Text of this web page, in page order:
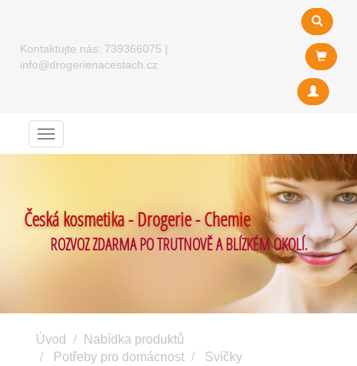
Kontaktujte nás: 739366075 |
info@drogerienacestach.cz
Menu
Česká kosmetika - Drogerie - Chemie
ROZVOZ ZDARMA PO TRUTNOVĚ A BLÍZKÉM OKOLÍ.
Úvod
Nabídka produktů
Potřeby pro domácnost
Svíčky